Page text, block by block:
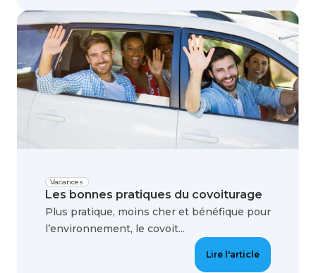
Vacances
Les bonnes pratiques du covoiturage
Plus pratique, moins cher et bénéfique pour
l’environnement, le covoit...
Lire l'article